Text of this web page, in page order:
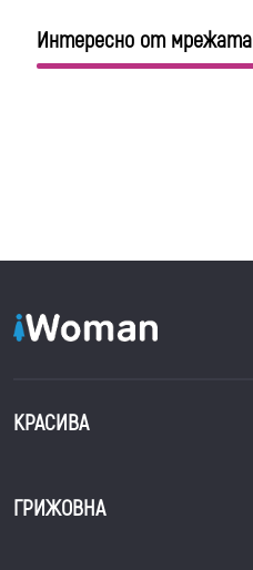
Интересно от мрежата
КРАСИВА
ГРИЖОВНА